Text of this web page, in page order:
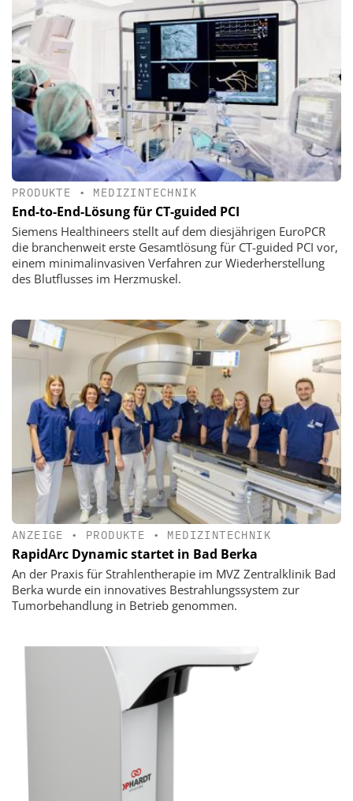
PRODUKTE • MEDIZINTECHNIK
End-to-End-Lösung für CT-guided PCI
Siemens Healthineers stellt auf dem diesjährigen EuroPCR
die branchenweit erste Gesamtlösung für CT-guided PCI vor,
einem minimalinvasiven Verfahren zur Wiederherstellung
des Blutflusses im Herzmuskel.
ANZEIGE • PRODUKTE • MEDIZINTECHNIK
RapidArc Dynamic startet in Bad Berka
An der Praxis für Strahlentherapie im MVZ Zentralklinik Bad
Berka wurde ein innovatives Bestrahlungssystem zur
Tumorbehandlung in Betrieb genommen.